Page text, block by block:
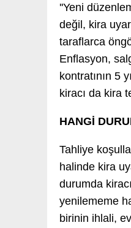
''Yeni
değil, kira
taraflarca
Enflasyon,
kontratının 5
kiracı da kira
HANGİ
Tahliye
halinde kira
durumda
yenilememe
birinin ihlali,